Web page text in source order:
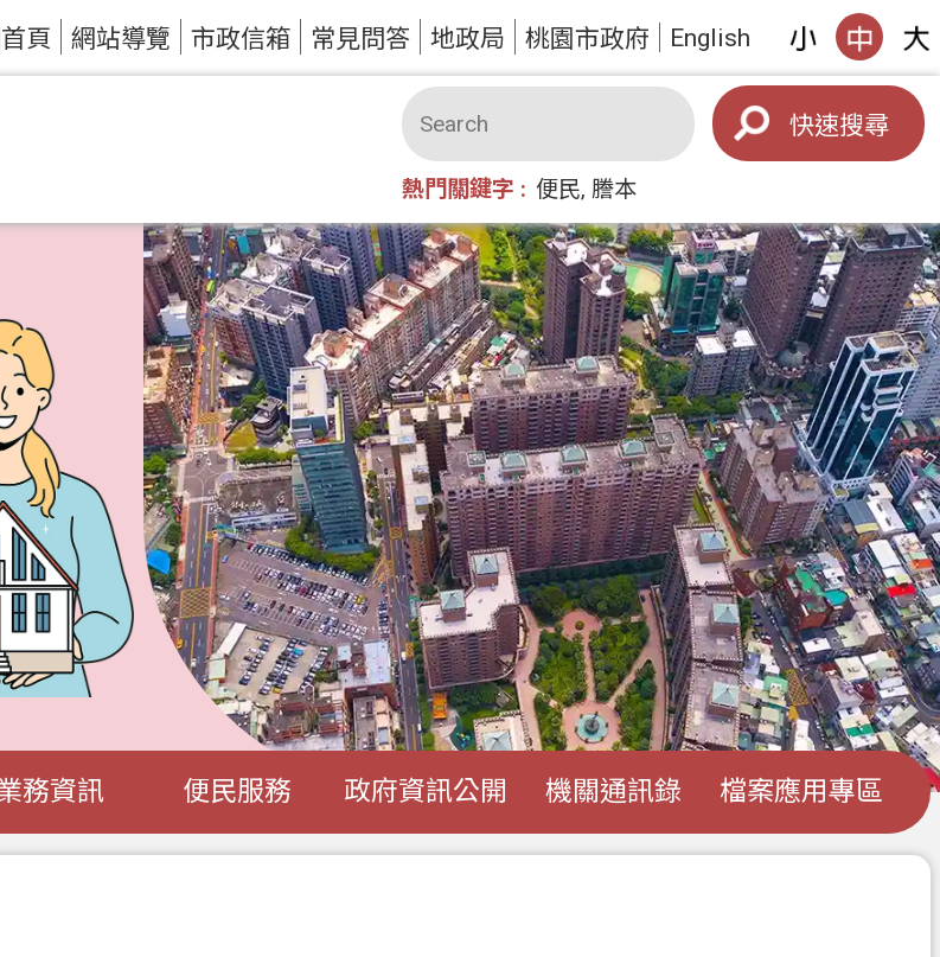
頁 網站導覽 市政信箱 常見問答 地政局 桃園市政府 English
搜尋
熱門關鍵字 便民 謄本
務資訊 便民服務 政府資訊公開 機關通訊錄 檔案應用專區